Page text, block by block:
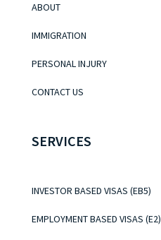
ABOUT
IMMIGRATION
PERSONAL INJURY
CONTACT US
SERVICES
INVESTOR BASED VISAS (EB5)
EMPLOYMENT BASED VISAS (E2)